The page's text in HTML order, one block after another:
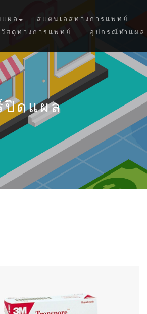
ผล สแตนเลสทางการแพทย์
วัสดุทางการแพทย์
อุปกรณ์ทำแผล
ปิดแผล